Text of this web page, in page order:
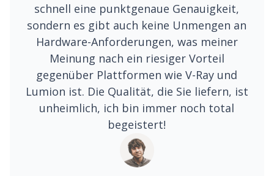
schnell eine punktgenaue Genauigkeit,
sondern es gibt auch keine Unmengen an
Hardware-Anforderungen, was meiner
Meinung nach ein riesiger Vorteil
gegenüber Plattformen wie V-Ray und
Lumion ist. Die Qualität, die Sie liefern, ist
unheimlich, ich bin immer noch total
begeistert!